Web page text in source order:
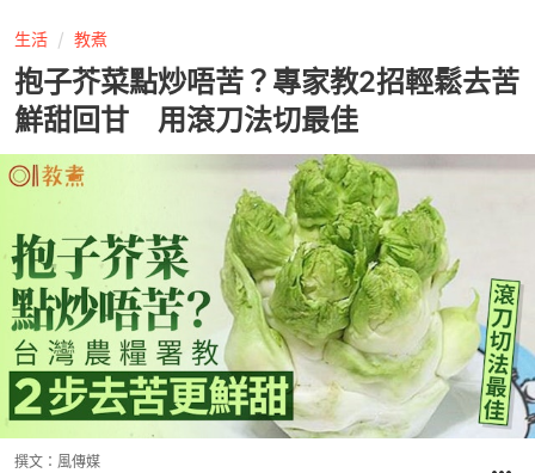
生活 教煮
抱子芥菜點炒唔苦？專家教2招輕鬆去苦
鮮甜回甘 用滾刀法切最佳
撰文： 風傳媒